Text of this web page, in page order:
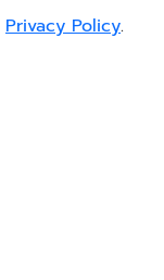
Privacy Policy.